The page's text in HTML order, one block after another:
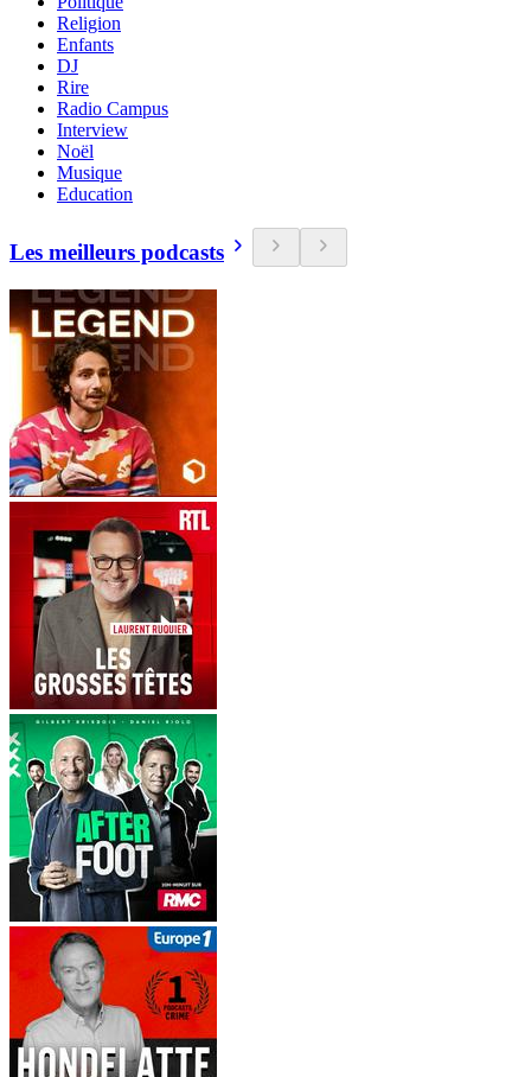
Religion
Enfants
DJ
Rire
Radio Campus
Interview
Noël
Musique
Education
Les meilleurs podcasts